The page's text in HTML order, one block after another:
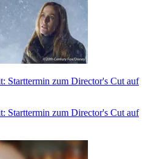
Starttermin zum Director's Cut auf
Starttermin zum Director's Cut auf